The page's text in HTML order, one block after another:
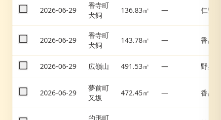
2026-06-29
香寺町
犬飼
136.83㎡ — 仁豊野
2026-06-29
香寺町
犬飼
143.78㎡ — 香呂
2026-06-29 広嶺山 491.53㎡ — 野里
2026-06-29
夢前町
又坂
472.45㎡ — 香呂
的形町